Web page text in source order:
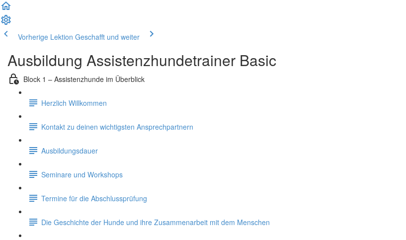
Vorherige Lektion Geschafft und weiter
Ausbildung Assistenzhundetrainer Basic
Block 1 – Assistenzhunde im Überblick
Herzlich Willkommen
Kontakt zu deinen wichtigsten Ansprechpartnern
Ausbildungsdauer
Seminare und Workshops
Termine für die Abschlussprüfung
Die Geschichte der Hunde und ihre Zusammenarbeit mit dem Menschen